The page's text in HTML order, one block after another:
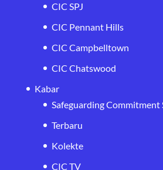
CIC SPJ
CIC Pennant Hills
CIC Campbelltown
CIC Chatswood
Kabar
Safeguarding Commitment
Terbaru
Kolekte
CIC TV